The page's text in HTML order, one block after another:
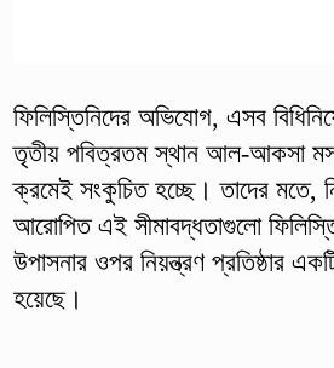
ফিলিস্তিনিদের অভিযোগ, এসব
তৃতীয় পবিত্রতম স্থান আল-আকসা
ক্রমেই সংকুচিত হচ্ছে। তাদের মতে,
আরোপিত এই সীমাবদ্ধতাগুলো
উপাসনার ওপর নিয়ন্ত্রণ প্রতিষ্ঠার
হয়েছে।